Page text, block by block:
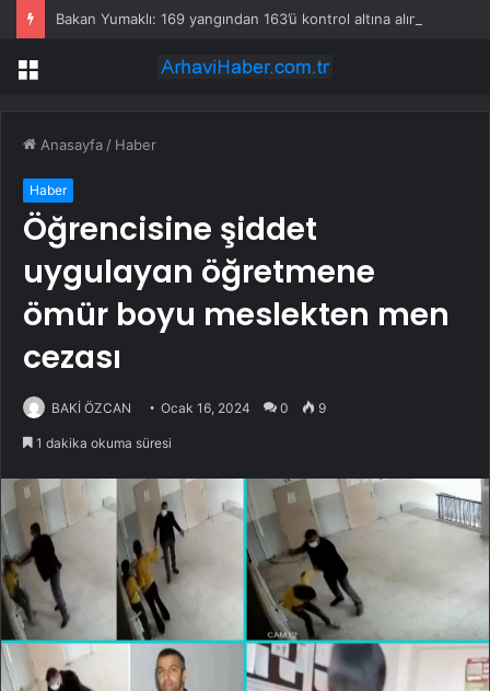
Bakan Yumaklı: 169 yangından 163’ü kontrol altına alındı
Menü
Anasayfa / Haber
Haber
Öğrencisine şiddet
uygulayan öğretmene
ömür boyu meslekten men
cezası
BAKİ ÖZCAN Ocak 16, 2024 0 9
1 dakika okuma süresi